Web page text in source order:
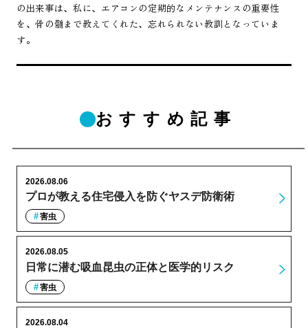
の出来事は、私に、エアコンの定期的なメンテナンスの重要性
を、骨の髄まで教えてくれた、忘れられない教訓となっていま
す。
おすすめ記事
プロが教える住宅侵入を防ぐヤスデ防衛術
2026.08.06
害虫
日常に潜む吸血昆虫の正体と医学的リスク
2026.08.05
害虫
2026.08.04